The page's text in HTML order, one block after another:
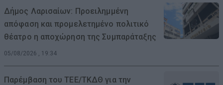
Δήμος Λαρισαίων: Προειλημμένη
απόφαση και προμελετημένο πολιτικό
θέατρο η αποχώρηση της Συμπαράταξης
05/08/2026 , 19:34
Παρέμβαση του ΤΕΕ/ΤΚΔΘ για την